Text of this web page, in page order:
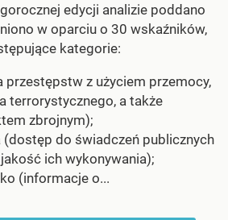
edycji analizie poddano
w oparciu o 30 wskaźników,
kategorie:
przestępstw z użyciem przemocy,
terrorystycznego, a także
zbrojnym);
do świadczeń publicznych
ich wykonywania);
(informacje o...